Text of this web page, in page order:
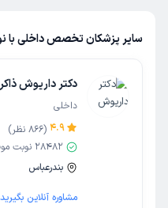
سایر پزشکان تخصص داخلی با
دکتر داریوش ذاکر
داخلی
4.9
(
866 نظر)
28482 نوبت
بندرعباس
مشاوره آنلاین بگیرید